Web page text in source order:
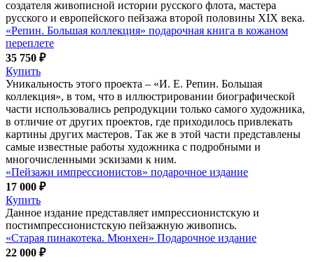
создателя живописной истории русского флота, мастера
русского и европейского пейзажа второй половины XIX века.
«Репин. Большая коллекция» подарочная книга в кожаном
переплете
35 750 ₽
Купить
Уникальность этого проекта – «И. Е. Репин. Большая
коллекция», в том, что в иллюстрировании биографической
части использовались репродукции только самого художника,
в отличие от других проектов, где приходилось привлекать
картины других мастеров. Так же в этой части представлены
самые известные работы художника с подробными и
многочисленными эскизами к ним.
«Пейзажи импрессионистов» подарочное издание
17 000 ₽
Купить
Данное издание представляет импрессионистскую и
постимпрессионистскую пейзажную живопись.
«Старая пинакотека. Мюнхен» Подарочное издание
22 000 ₽